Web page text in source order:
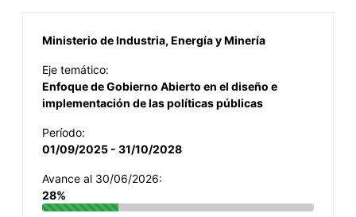
Ministerio de Industria, Energía y Minería
Eje temático:
Enfoque de Gobierno Abierto en el diseño e
implementación de las políticas públicas
Período:
01/09/2025 - 31/10/2028
Avance al 30/06/2026:
28%